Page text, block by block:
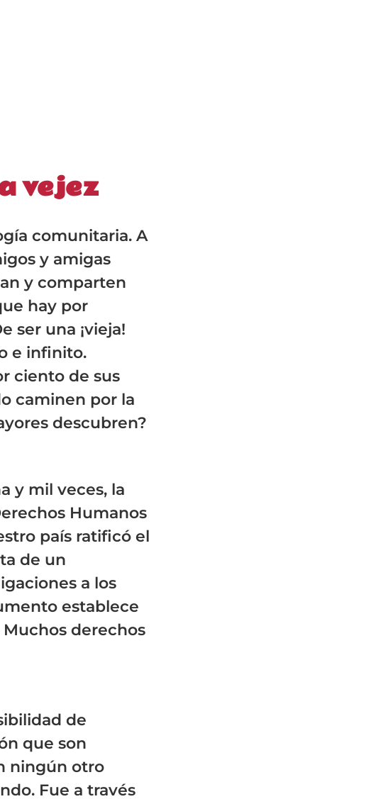
vejez
comunitaria. A
y amigas
y comparten
hay por
ser una ¡vieja!
e infinito.
ciento de sus
caminen por la
descubren?
y mil veces, la
Humanos
país ratificó el
de un
a los
establece
derechos
de
que son
ningún otro
Fue a través